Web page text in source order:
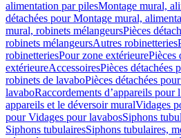
alimentation par pilesMontage mural,
détachées pour Montage mural,
mural, robinets mélangeursPièces
robinets mélangeursAutres robinetteries
robinetteriesPour zone extérieurePièces
extérieureAccessoiresPièces détachées
robinets de lavaboPièces détachées
lavaboRaccordements d’appareils pour
appareils et le déversoir muralVidages
pour Vidages pour lavabosSiphons
Siphons tubulairesSiphons tubulaires,